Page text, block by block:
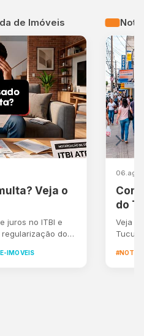
de Imóveis
Veja o
juros no ITBI e
do
IMOVEIS
do
Veja